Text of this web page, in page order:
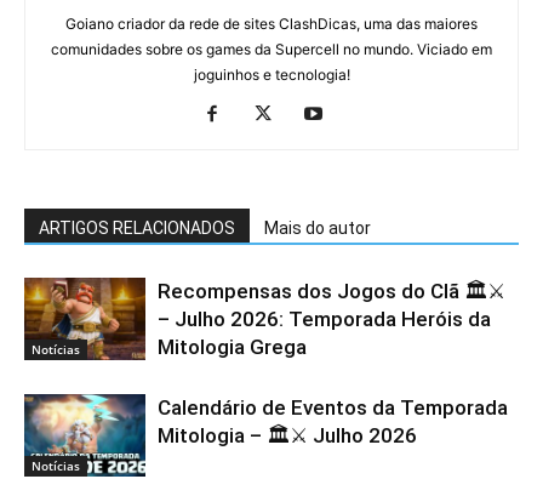
Goiano criador da rede de sites ClashDicas, uma das maiores
comunidades sobre os games da Supercell no mundo. Viciado em
joguinhos e tecnologia!
ARTIGOS RELACIONADOS Mais do autor
Notícias
Recompensas dos Jogos do Clã 🏛️⚔️
– Julho 2026: Temporada Heróis da
Mitologia Grega
Notícias
Calendário de Eventos da Temporada
Mitologia – 🏛️⚔️ Julho 2026